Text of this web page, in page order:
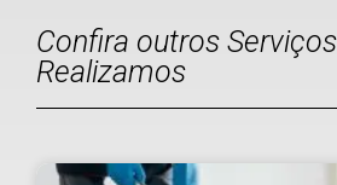
Confira outros
Realizamos